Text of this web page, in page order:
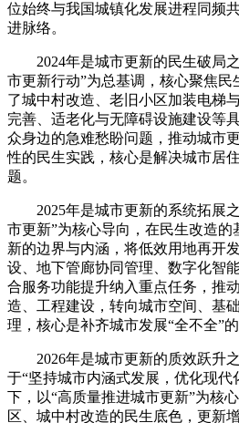
位始终与我国城镇化发展进程同频
进脉络。
2024年是城市更新的民生破局之
市更新行动”为总基调，核心聚焦
了城中村改造、老旧小区加装电梯
完善、适老化与无障碍设施建设等
众身边的急难愁盼问题，推动城市
性的民生实践，核心是解决城市居
题。
2025年是城市更新的系统拓展之
市更新”为核心导向，在民生改造的
新的边界与内涵，将低效用地再开
设、地下管廊协同管理、数字化智
合服务功能提升纳入重点任务，推
造、工程建设，转向城市空间、基
理，核心是补齐城市发展“全不全”的
2026年是城市更新的质效跃升之
于“坚持城市内涵式发展，优化现代
下，以“高质量推进城市更新”为核
区、城中村改造的民生底色，更新